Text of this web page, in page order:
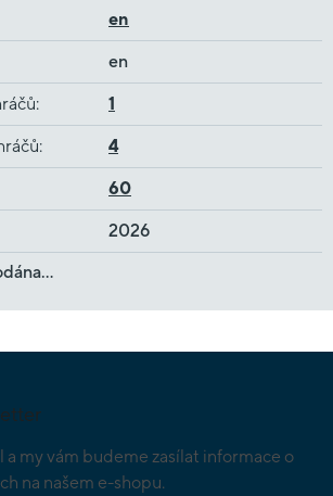
en
en
: 1
: 4
60
2026
a my vám budeme zasílat informace o
na našem e-shopu.